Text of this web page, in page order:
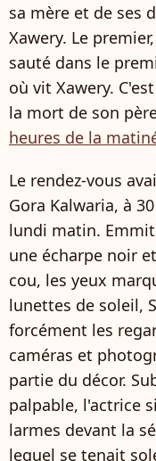
sa mère et de ses
Xawery. Le
sauté dans le
où vit Xawery.
la mort de son
heures de la
Le rendez-vous
Gora Kalwaria, à
lundi matin.
une écharpe noir
cou, les yeux
lunettes de soleil,
forcément les
caméras et
partie du décor.
palpable, l'actrice
larmes devant la
lequel se tenait